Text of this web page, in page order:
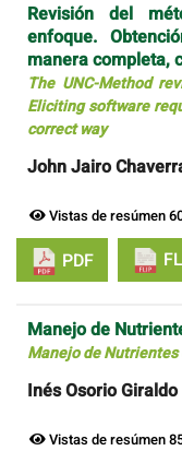
Revisión del
enfoque.
manera completa,
The UNC-Method
Eliciting software
correct way
John Jairo
Vistas de resúmen
PDF
Manejo de
Manejo de
Inés Osorio Giraldo
Vistas de resúmen